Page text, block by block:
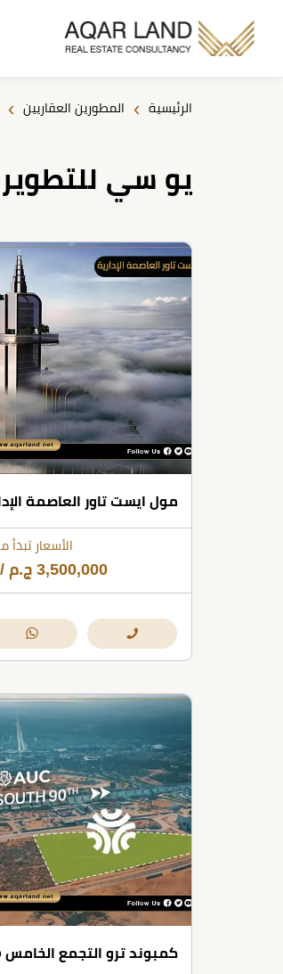
الرئيسية › المطورين العقاريين ›
يو سي
الأسعار تبدأ
3,500,000 ج.م /